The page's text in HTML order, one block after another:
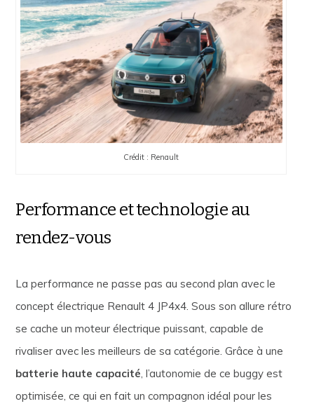
Crédit : Renault
Performance et technologie au
rendez-vous
La performance ne passe pas au second plan avec le
concept électrique Renault 4 JP4x4. Sous son allure rétro
se cache un moteur électrique puissant, capable de
rivaliser avec les meilleurs de sa catégorie. Grâce à une
batterie haute capacité, l’autonomie de ce buggy est
optimisée, ce qui en fait un compagnon idéal pour les